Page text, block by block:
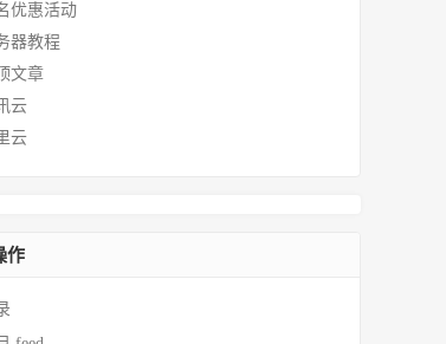
优惠活动
器教程
文章
云
云
作